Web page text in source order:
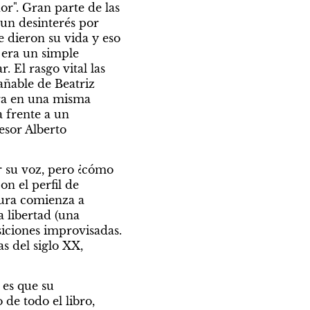
Gran parte de las
desinterés por
dieron su vida y eso
era un simple
El rasgo vital las
de Beatriz
en una misma
frente a un
Alberto
voz, pero ¿cómo
el perfil de
comienza a
libertad (una
improvisadas.
del siglo XX,
que su
de todo el libro,